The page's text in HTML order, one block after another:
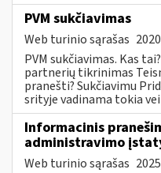
PVM sukčiavimas
Web turinio sąrašas
PVM sukčiavimas. Kas
partnerių tikrinimas
pranešti? Sukčiavimu
srityje vadinama tokia
Informacinis
administravimo
Web turinio sąrašas